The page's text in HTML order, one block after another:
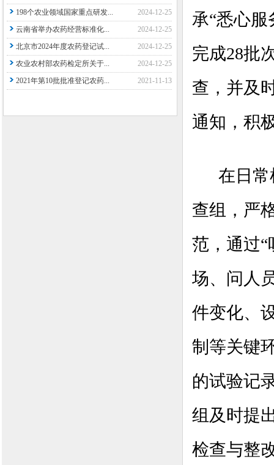
198个农业领域国家重点研发...
2024-12-25
云南省举办农药经营标准化...
2024-12-25
北京市2024年度农药登记试...
2024-12-25
农业农村部农药检定所关于...
2024-12-25
2021年第10批批准登记农药...
2021-11-13
承“悉心
完成28批
查，并及
通知，积
在日
查组，严
范，通过“
场、问人
件变化、
制等关键
的试验记
组及时提
检查与整